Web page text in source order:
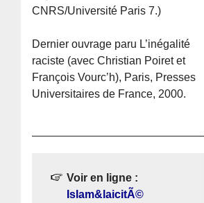
CNRS/Université Paris 7.)
Dernier ouvrage paru L’inégalité
raciste (avec Christian Poiret et
François Vourc’h), Paris, Presses
Universitaires de France, 2000.
Voir en ligne :
Islam&laicitÃ©